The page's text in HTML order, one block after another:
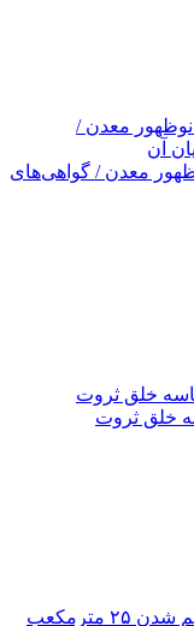
معدن / گواهی‌های
خلق ثروت